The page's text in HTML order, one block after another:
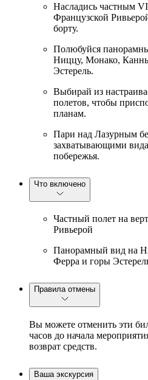
Насладись частным
Французской
борту.
Полюбуйся
Ниццу, Монако,
Эстерель.
Выбирай из
полетов, чтобы
планам.
Пари над Лазурным
захватывающими
побережья.
Что включено
Частный полет на
Ривьерой
Панорамный вид на
Ферра и горы
Правила отмены
Вы можете отменить эти
часов до начала
возврат средств.
Ваша экскурсия